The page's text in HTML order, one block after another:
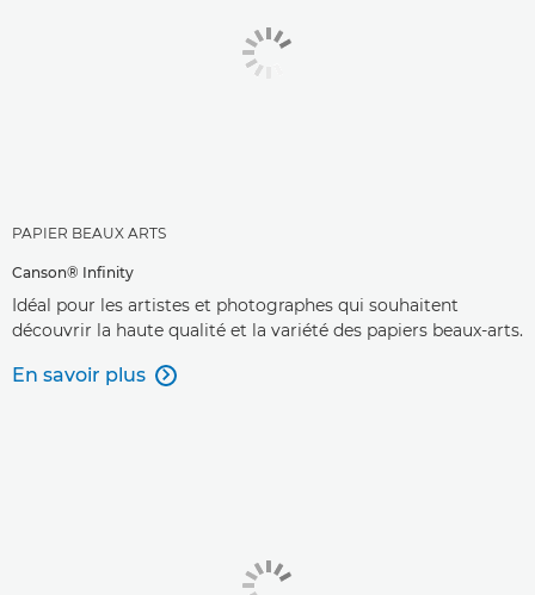
PAPIER BEAUX ARTS
Canson® Infinity
Idéal pour les artistes et photographes qui souhaitent
découvrir la haute qualité et la variété des papiers beaux-arts.
En savoir plus 